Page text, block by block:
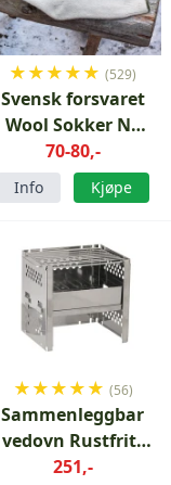
★★★★★ (529)
Svensk forsvaret
Wool Sokker Ny
produksjon
70-80,-
Info Kjøpe
★★★★★ (56)
Sammenleggbar
vedovn Rustfritt
stål
251,-